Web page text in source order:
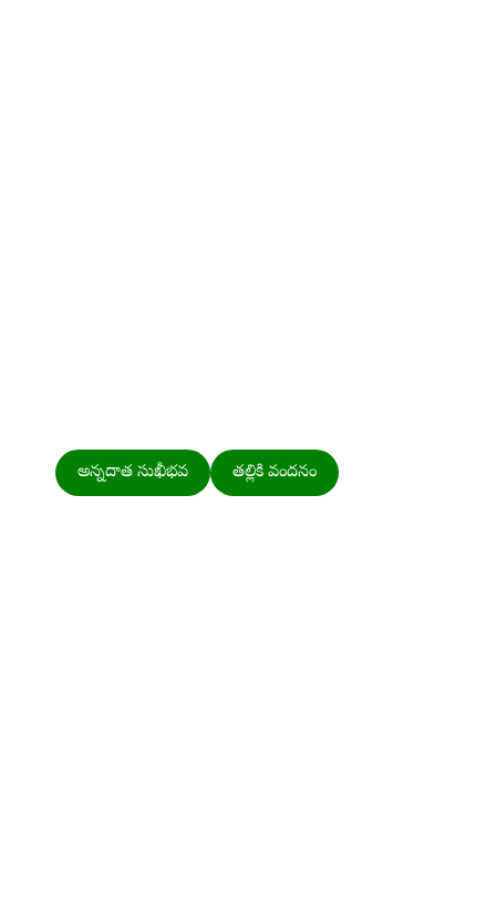
అన్నదాత సుఖీభవ తల్లికి వందనం